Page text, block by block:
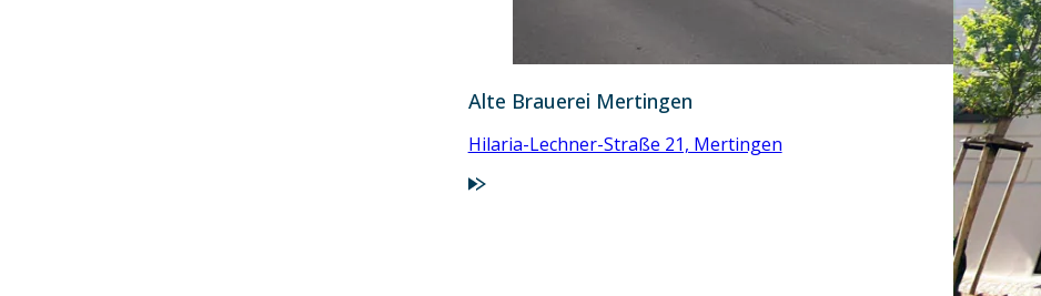
Alte Brauerei Mertingen
Hilaria-Lechner-Straße 21, Mertingen